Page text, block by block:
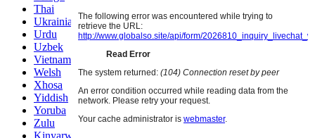
Thai
Ukrainian
Urdu
Uzbek
Vietnamese
Welsh
Xhosa
Yiddish
Yoruba
Zulu
Kinyarwanda